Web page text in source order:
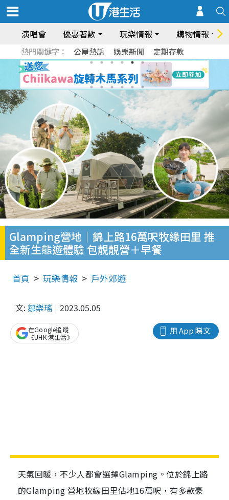
演唱會 優惠著數 玩樂情報 購物情報
熱門關鍵字： 公屋熱話 娛樂新聞 定期存款
Glamping營地｜錦上路16萬呎牧緣田里 推
全新生態遊體驗 包靚靚營＋早餐
首頁 玩樂情報 戶外郊遊
文: 鄒樂瑤 2023.05.05
用 App 睇文
在Google追蹤
《UHK 港生活》
天氣回暖，不少人都會選擇Glamping。位於錦上路
的Glamping 營地牧緣田里佔地16萬呎，有多款豪